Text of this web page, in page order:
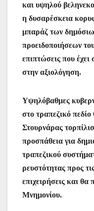
και υψηλού
η δυσαρέσκεια
μπαράζ των
προειδοποιήσεων
επιπτώσεις που
στην αξιολόγηση.
Υψηλόβαθμες
στο τραπεζικό
Στουρνάρας
προσπάθεια για
τραπεζικού
ρευστότητας προς
επιχειρήσεις και
Μνημονίου.